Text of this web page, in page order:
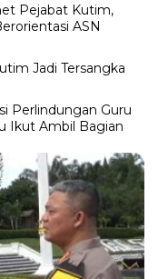
Pejabat Kutim,
ASN
Jadi Tersangka
Perlindungan Guru
Ikut Ambil Bagian